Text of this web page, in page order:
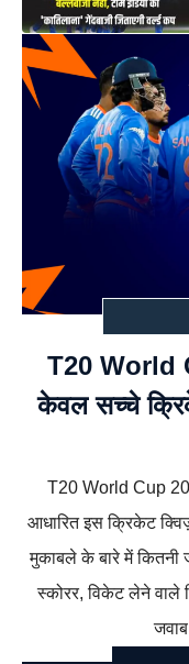
T20 World
केवल सच्चे
T20 World Cup
आधारित इस क्रिकेट
मुकाबले के बारे में कितनी
स्कोरर, विकेट लेने